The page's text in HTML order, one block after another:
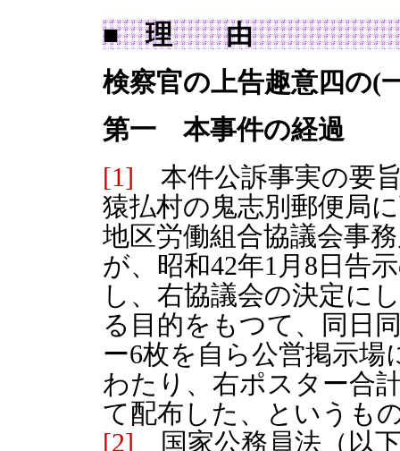
■ 理 由
検察官の上告趣意四の(
第一 本事件の経過
[1] 本件公訴事実の要
猿払村の鬼志別郵便局
地区労働組合協議会事
が、昭和42年1月8日告
し、右協議会の決定に
る目的をもつて、同日
ー6枚を自ら公営掲示
わたり、右ポスター合
て配布した、というも
[2] 国家公務員法（以